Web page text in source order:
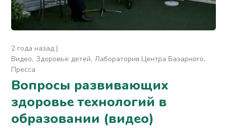
2 года назад
Видео Здоровье детей Лаборатория Центра Базарного
Пресса
Вопросы развивающих
здоровье технологий в
образовании (видео)